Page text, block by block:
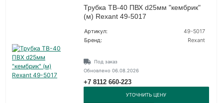
Трубка ТВ-40 ПВХ d25мм "кембрик"
(м) Rexant 49-5017
Артикул:
49-5017
Бренд:
Rexant
Под заказ
Обновлено 06.08.2026
+7 8112 660-223
УТОЧНИТЬ ЦЕНУ